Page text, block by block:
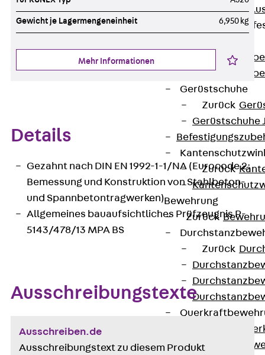
Gerüstschuhe
Zurück
Gerüstschuhe
Zurück
Bewehrung
Zurück
Zurück
Gewicht je Lagermengeneinheit 6,950 kg
Mehr Informationen
Details
Gezahnt nach DIN EN 1992-1-1/NA (Eurocode 2:
Bemessung und Konstruktion von Stahlbeton-
und Spannbetontragwerken)
Allgemeines bauaufsichtliches Prüfzeugnis P-
5143/478/13 MPA BS
Ausschreibungstexte
Ausschreiben.de
Ausschreibungstext zu diesem Produkt